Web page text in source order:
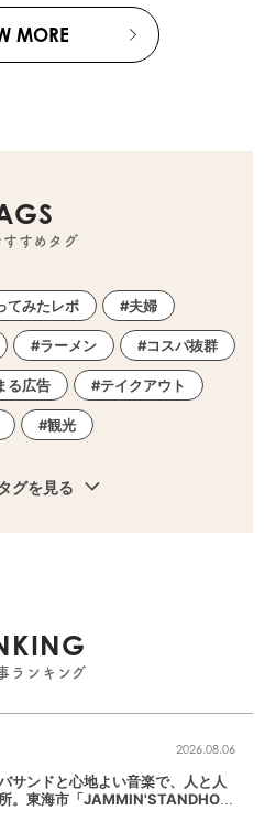
MORE
すすめタグ
てみたレポ 夫婦
ラーメン コスパ抜群
る広告 テイクアウト
観光
グを見る
ランキング
2026.08.06
サンドと心地よい音楽で、人と人
。東海市「JAMMIN'STANDHOU